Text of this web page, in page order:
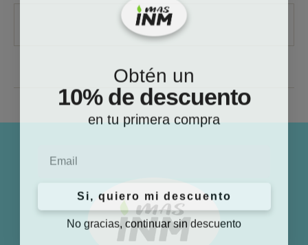
Obtén un
10% de descuento
en tu primera compra
Si, quiero mi descuento
No gracias, continuar sin descuento